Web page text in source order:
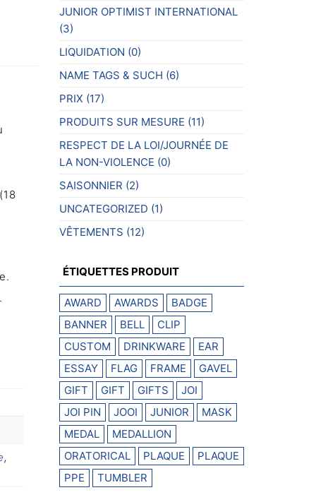
,
JUNIOR OPTIMIST INTERNATIONAL
(3)
LIQUIDATION (0)
NAME TAGS & SUCH (6)
PRIX (17)
PRODUITS SUR MESURE (11)
RESPECT DE LA LOI/JOURNÉE DE
LA NON-VIOLENCE (0)
SAISONNIER (2)
UNCATEGORIZED (1)
VÊTEMENTS (12)
ÉTIQUETTES PRODUIT
AWARD AWARDS
BADGE
BANNER
BELL
CLIP
CUSTOM
DRINKWARE
EAR
ESSAY
FLAG FRAME
GAVEL
GIFT
GIFT GIFTS
JOI
JOI PIN
JOOI JUNIOR
MASK
MEDAL
MEDALLION
ORATORICAL
PLAQUE
PLAQUE
PPE
TUMBLER